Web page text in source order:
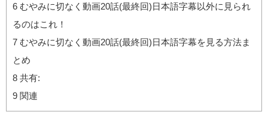
6 むやみに切なく動画20話(最終回)日本語字幕以外に見られ
るのはこれ！
7 むやみに切なく動画20話(最終回)日本語字幕を見る方法ま
とめ
8 共有:
9 関連